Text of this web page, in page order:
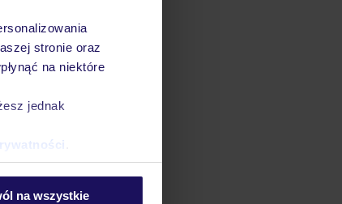
stronie oraz
na niektóre
jednak
na wszystkie